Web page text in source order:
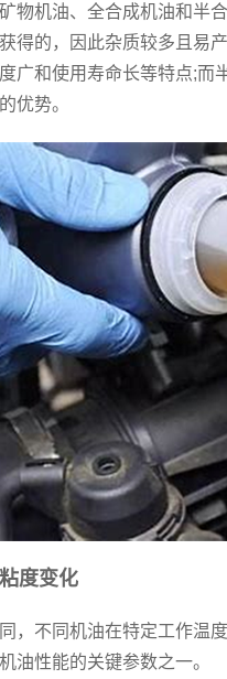
物机油、全合成机油和半
得的，因此杂质较多且易
广和使用寿命长等特点;
优势。
度变化
不同机油在特定工作温度
油性能的关键参数之一。